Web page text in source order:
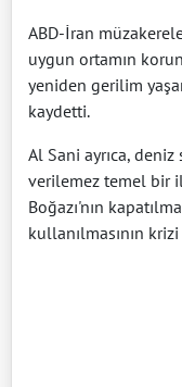
ABD-İran
uygun ortamın
yeniden gerilim
kaydetti.
Al Sani ayrıca,
verilemez temel bir
Boğazı'nın
kullanılmasının